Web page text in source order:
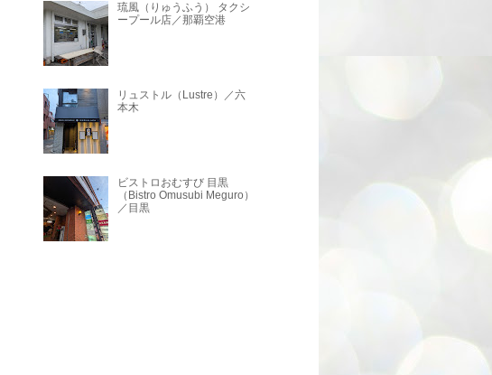
琉風（りゅうふう） タクシ
ープール店／那覇空港
リュストル（Lustre）／六
本木
ビストロおむすび 目黒
（Bistro Omusubi Meguro）
／目黒